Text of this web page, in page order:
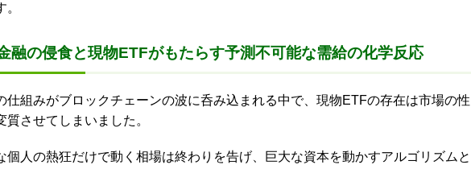
融の侵食と現物ETFがもたらす予測不可能な需給の化学反応
仕組みがブロックチェーンの波に呑み込まれる中で、現物ETFの存在は市場の性
質させてしまいました。
個人の熱狂だけで動く相場は終わりを告げ、巨大な資本を動かすアルゴリズムと